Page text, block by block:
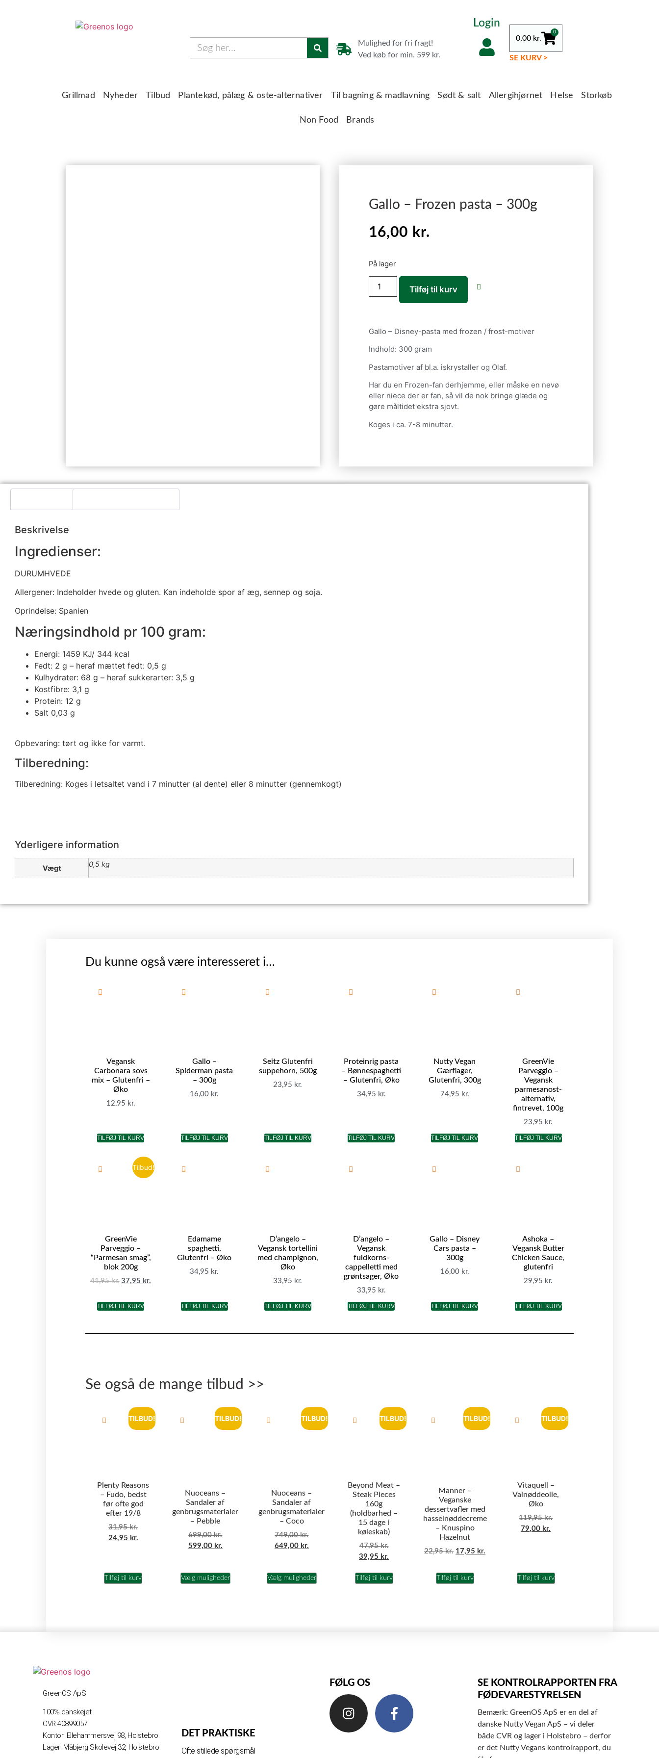
Mulighed for fri fragt!
Ved køb for min. 599 kr.
Login
0,00 kr.
0
SE KURV >
Grillmad Nyheder Tilbud Plantekød, pålæg & oste-alternativer Til bagning & madlavning Sødt & salt Allergihjørnet Helse Storkøb
Non Food Brands
Gallo – Frozen pasta – 300g
16,00 kr.
På lager
Tilføj til kurv
Gallo – Disney-pasta med frozen / frost-motiver
Indhold: 300 gram
Pastamotiver af bl.a. iskrystaller og Olaf.
Har du en Frozen-fan derhjemme, eller måske en nevø
eller niece der er fan, så vil de nok bringe glæde og
gøre måltidet ekstra sjovt.
Koges i ca. 7-8 minutter.
Beskrivelse
Ingredienser:
DURUMHVEDE
Allergener: Indeholder hvede og gluten. Kan indeholde spor af æg, sennep og soja.
Oprindelse: Spanien
Næringsindhold pr 100 gram:
Energi: 1459 KJ/ 344 kcal
Fedt: 2 g – heraf mættet fedt: 0,5 g
Kulhydrater: 68 g – heraf sukkerarter: 3,5 g
Kostfibre: 3,1 g
Protein: 12 g
Salt 0,03 g
Opbevaring: tørt og ikke for varmt.
Tilberedning:
Tilberedning: Koges i letsaltet vand i 7 minutter (al dente) eller 8 minutter (gennemkogt)
Yderligere information
Vægt 0,5 kg
Du kunne også være interesseret i…
Vegansk
Carbonara sovs
mix – Glutenfri –
Øko
12,95 kr.
TILFØJ TIL KURV
Gallo –
Spiderman pasta
– 300g
16,00 kr.
TILFØJ TIL KURV
Seitz Glutenfri
suppehorn, 500g
23,95 kr.
TILFØJ TIL KURV
Proteinrig pasta
– Bønnespaghetti
– Glutenfri, Øko
34,95 kr.
TILFØJ TIL KURV
Nutty Vegan
Gærflager,
Glutenfri, 300g
74,95 kr.
TILFØJ TIL KURV
GreenVie
Parveggio –
Vegansk
parmesanost-
alternativ,
fintrevet, 100g
23,95 kr.
TILFØJ TIL KURV
Tilbud!
GreenVie
Parveggio –
“Parmesan smag”,
blok 200g
41,95kr. 37,95 kr.
TILFØJ TIL KURV
Edamame
spaghetti,
Glutenfri – Øko
34,95 kr.
TILFØJ TIL KURV
D’angelo –
Vegansk tortellini
med champignon,
Øko
33,95 kr.
TILFØJ TIL KURV
D’angelo –
Vegansk
fuldkorns-
cappelletti med
grøntsager, Øko
33,95 kr.
TILFØJ TIL KURV
Gallo – Disney
Cars pasta –
300g
16,00 kr.
TILFØJ TIL KURV
Ashoka –
Vegansk Butter
Chicken Sauce,
glutenfri
29,95 kr.
TILFØJ TIL KURV
Se også de mange tilbud >>
TILBUD!
Plenty Reasons
– Fudo, bedst
før ofte god
efter 19/8
31,95kr.
24,95 kr.
Tilføj til kurv
TILBUD!
Nuoceans –
Sandaler af
genbrugsmaterialer
– Pebble
699,00kr.
599,00 kr.
Vælg muligheder
TILBUD!
Nuoceans –
Sandaler af
genbrugsmaterialer
– Coco
749,00kr.
649,00 kr.
Vælg muligheder
TILBUD!
Beyond Meat –
Steak Pieces
160g
(holdbarhed –
15 dage i
køleskab)
47,95kr.
39,95 kr.
Tilføj til kurv
TILBUD!
Manner –
Veganske
dessertvafler med
hasselnøddecreme
– Knuspino
Hazelnut
22,95kr. 17,95 kr.
Tilføj til kurv
TILBUD!
Vitaquell –
Valnøddeolie,
Øko
119,95kr.
79,00 kr.
Tilføj til kurv
GreenOS ApS
100% danskejet
CVR 40899057
Kontor: Ellehammersvej 98, Holstebro
Lager: Måbjerg Skolevej 32, Holstebro
DET PRAKTISKE
Ofte stillede spørgsmål
FØLG OS
SE KONTROLRAPPORTEN FRA
FØDEVARESTYRELSEN
Bemærk: GreenOS ApS er en del af
danske Nutty Vegan ApS – vi deler
både CVR og lager i Holstebro – derfor
er det Nutty Vegans kontrolrapport, du